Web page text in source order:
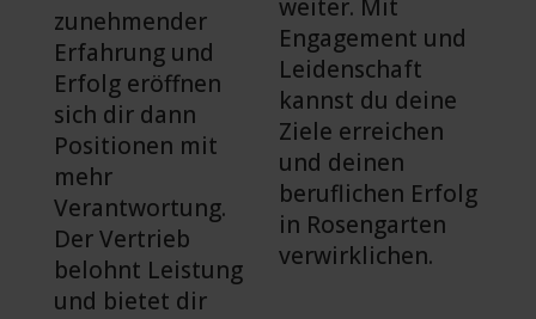
zunehmender
Erfahrung und
Erfolg eröffnen
sich dir dann
Positionen mit
mehr
Verantwortung.
Der Vertrieb
belohnt Leistung
und bietet dir
weiter. Mit
Engagement und
Leidenschaft
kannst du deine
Ziele erreichen
und deinen
beruflichen Erfolg
in Rosengarten
verwirklichen.